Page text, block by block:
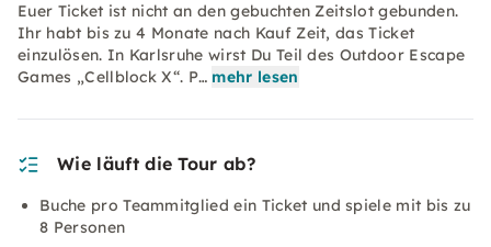
Euer Ticket ist nicht an den gebuchten Zeitslot gebunden.
Ihr habt bis zu 4 Monate nach Kauf Zeit, das Ticket
einzulösen. In Karlsruhe wirst Du Teil des Outdoor Escape
Games „Cellblock X“. P… mehr lesen
Wie läuft die Tour ab?
Buche pro Teammitglied ein Ticket und spiele mit bis zu
8 Personen